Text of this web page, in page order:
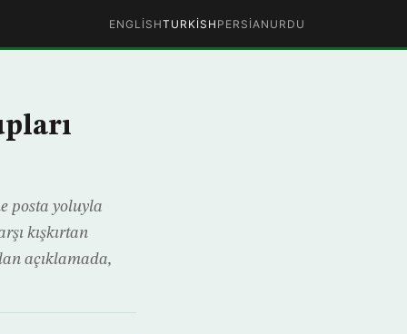
ENGLISHTURKISH PERSIAN URDU
posta yoluyla
kışkırtan
açıklamada,